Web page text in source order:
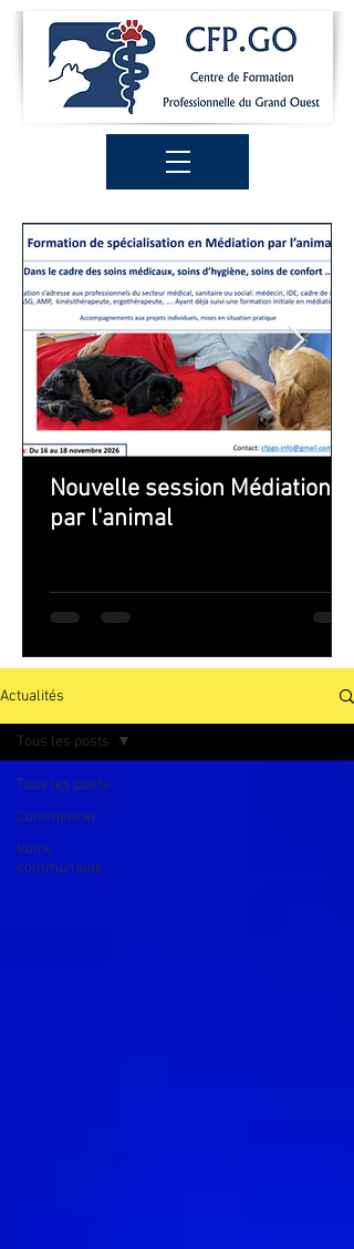
Nouvelle session Médiation
par l'animal
Actualités
Tous les posts
Commencer
Votre
communauté
Tous les posts